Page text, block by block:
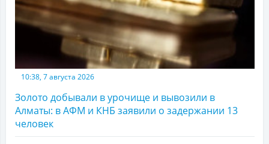
10:38, 7 августа 2026
Золото добывали в урочище и вывозили в
Алматы: в АФМ и КНБ заявили о задержании 13
человек